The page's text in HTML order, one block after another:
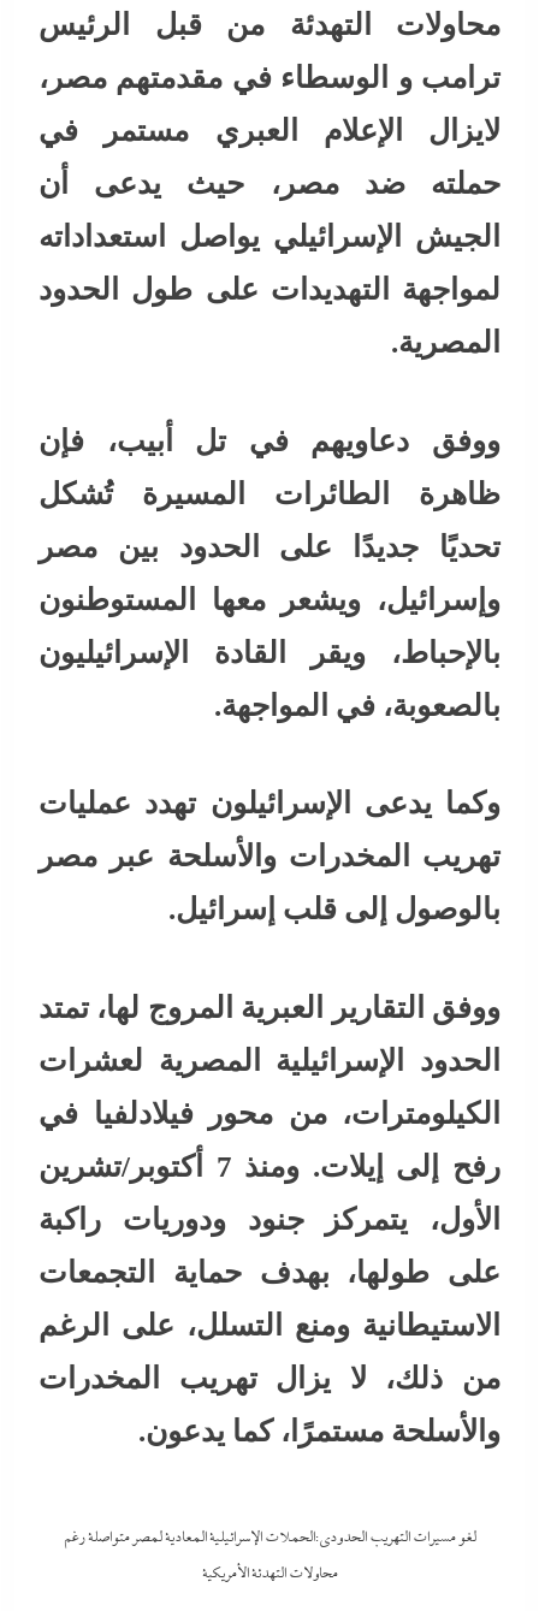
محاولات التهدئة من قبل الرئيس
ترامب و الوسطاء في مقدمتهم مصر،
لايزال الإعلام العبري مستمر في
حملته ضد مصر، حيث يدعى أن
الجيش الإسرائيلي يواصل استعداداته
لمواجهة التهديدات على طول الحدود
المصرية.
ووفق دعاويهم في تل أبيب، فإن
ظاهرة الطائرات المسيرة تُشكل
تحديًا جديدًا على الحدود بين مصر
وإسرائيل، ويشعر معها المستوطنون
بالإحباط، ويقر القادة الإسرائيليون
بالصعوبة، في المواجهة.
وكما يدعى الإسرائيلون تهدد عمليات
تهريب المخدرات والأسلحة عبر مصر
بالوصول إلى قلب إسرائيل.
ووفق التقارير العبرية المروج لها، تمتد
الحدود الإسرائيلية المصرية لعشرات
الكيلومترات، من محور فيلادلفيا في
رفح إلى إيلات. ومنذ 7 أكتوبر/تشرين
الأول، يتمركز جنود ودوريات راكبة
على طولها، بهدف حماية التجمعات
الاستيطانية ومنع التسلل، على الرغم
من ذلك، لا يزال تهريب المخدرات
والأسلحة مستمرًا، كما يدعون.
لغو مسيرات التهريب الحدودى:الحملات الإسرائيلية المعادية لمصر متواصلة رغم
محاولات التهدئة الأمريكية